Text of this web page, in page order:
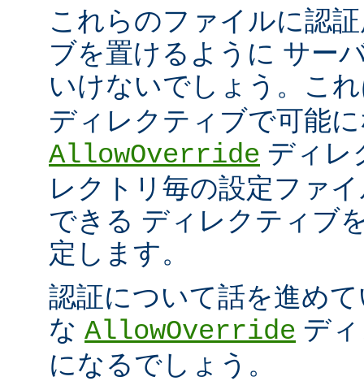
これらのファイルに認
ブを置けるように サー
いけないでしょう。こ
ディレクティブで可能
AllowOverride ディレ
レクトリ毎の設定ファ
できる ディレクティブ
定します。
認証について話を進め
な AllowOverride デ
になるでしょう。